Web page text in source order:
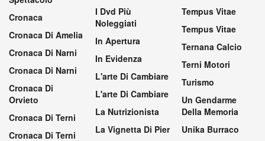
Cronaca
Cronaca Di Amelia
Cronaca Di Narni
Cronaca Di Narni
Cronaca Di
Orvieto
Cronaca Di Terni
Cronaca Di Terni
I Dvd Più
Noleggiati
In Apertura
In Evidenza
L'arte Di Cambiare
L'arte Di Cambiare
La Nutrizionista
La Vignetta Di Pier
Tempus Vitae
Tempus Vitae
Ternana Calcio
Terni Motori
Turismo
Un Gendarme
Della Memoria
Unika Burraco